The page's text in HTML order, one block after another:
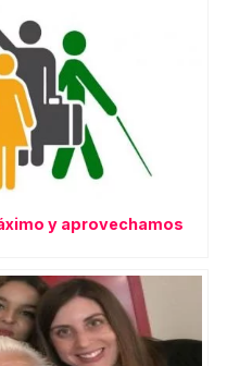
y aprovechamos